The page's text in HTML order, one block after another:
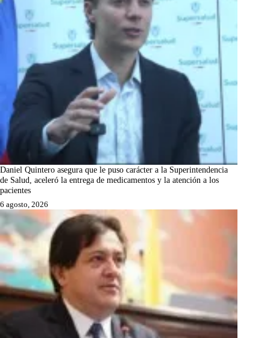
Daniel Quintero asegura que le puso carácter a la Superintendencia
de Salud, aceleró la entrega de medicamentos y la atención a los
pacientes
6 agosto, 2026